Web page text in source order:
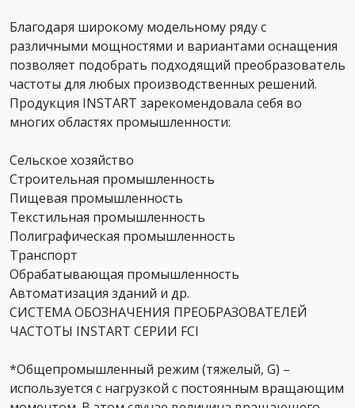
Благодаря широкому модельному ряду с
различными мощностями и вариантами оснащения
позволяет подобрать подходящий преобразователь
частоты для любых производственных решений.
Продукция INSTART зарекомендовала себя во
многих областях промышленности:
Сельское хозяйство
Строительная промышленность
Пищевая промышленность
Текстильная промышленность
Полиграфическая промышленность
Транспорт
Обрабатывающая промышленность
Автоматизация зданий и др.
СИСТЕМА ОБОЗНАЧЕНИЯ ПРЕОБРАЗОВАТЕЛЕЙ
ЧАСТОТЫ INSTART СЕРИИ FCI
*Общепромышленный режим (тяжелый, G) –
используется с нагрузкой с постоянным вращающим